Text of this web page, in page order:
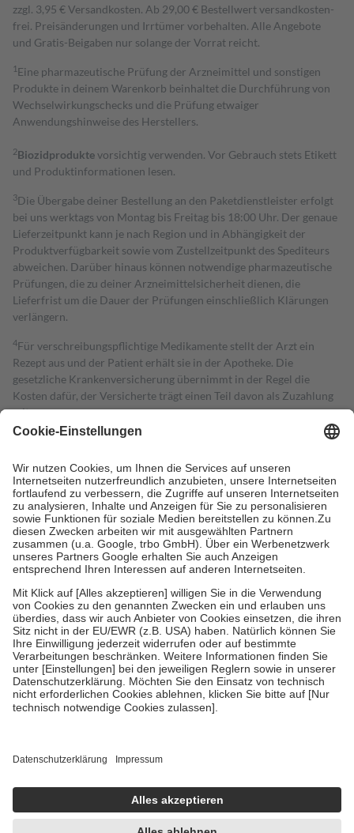
zzgl. 3,95 € Versandkosten. Ab 29,00 € Bestell­wert versand­kosten­
frei. Preisänderungen und Irrtümer vorbehalten. Alle Angebote
und Gratis-Beigaben nur solange der Vorrat reicht.
1 Eine pharmazeutische Prüfung der Arzneimittel und sonstigen
Produkte in deinem Warenkorb beinhaltet die Durchführung von
Wechselwirkungschecks und die Prüfung etwaiger
Anwendungshinweise des Herstellers.
2Biozidproduktevorsichtig verwenden. Vor Gebrauch stets Etikett
und Produktinformationen lesen.
3Die Übergabe deiner Bestellung an den Paketdienstleister erfolgt
bei uns werktags von Montag bis Freitag bis 18:00 Uhr. Der genaue
Lieferzeitpunkt kann je nach Region und in Abhängigkeit der
Produktverfügbarkeit sowie vom Zustellzeitpunkt des Spediteurs
abweichen. Darüber hinaus können notwendige pharmazeutische
Prüfungen, die zu deiner Arzneimittelsicherheit dienen, die
Lieferfrist um die Dauer der Prüfungen einschließlich Klärungen
verlängern.
4Für verschreibungspflichtige Medikamente stellt der Arzt ein
Rezept aus und der Patient erhält sie in der Apotheke. Die
gesetzliche Krankenversicherung übernimmt in der Regel die
Kosten dafür, der Versicherte trägt einen Teil davon als Zuzahlung
mit.
Grundsätzlich leisten Mitglieder Zuzahlungen in Höhe von zehn
höchstens zehn Euro.
Es sind jedoch nie mehr als die tatsächlichen
Kosten der Leistung zu entrichten.
Diese Regeln gelten grundsätzlich auch für Online-Apotheken.
Bei Heilmitteln und häuslicher Krankenpflege beträgt die
Zuzahlung zehn Prozent der Kosten sowie zehn Euro je
Verordnung.
Um das Engagement der Versicherten für ihre eigene Gesundheit zu
stärken und die besondere Stellung der Familie zu unterstützen,
fallenkeine Zuzahlungenan bei:
• Kindern und Jugendlichen bis zum vollendeten 18. Lebensjahr
mit Ausnahme der Fahrkosten
• Untersuchungen zur Vorsorge und Früherkennung, die von der
GKV getragen werden
• empfohlenen Schutzimpfungen
• Harn- und Blutteststreifen
getroffen, um sicherzustellen, dass es sich um echte Bewertungen
https://help.etrusted.com/hc/de/articles/4419944605341
Einige Bilder und Inhalte wurden unter Zuhilfenahme künstlicher